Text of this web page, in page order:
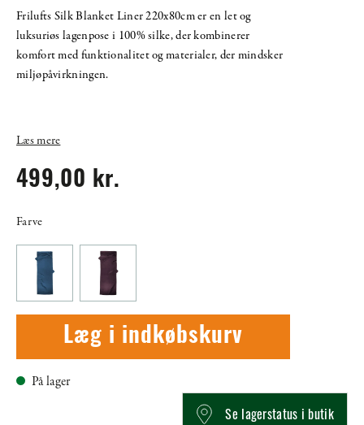
Frilufts Silk Blanket Liner 220x80cm er en let og
luksuriøs lagenpose i 100% silke, der kombinerer
komfort med funktionalitet og materialer, der mindsker
miljøpåvirkningen.
Læs mere
499,00 kr.
Farve
Læg i indkøbskurv
På lager
Se lagerstatus i butik